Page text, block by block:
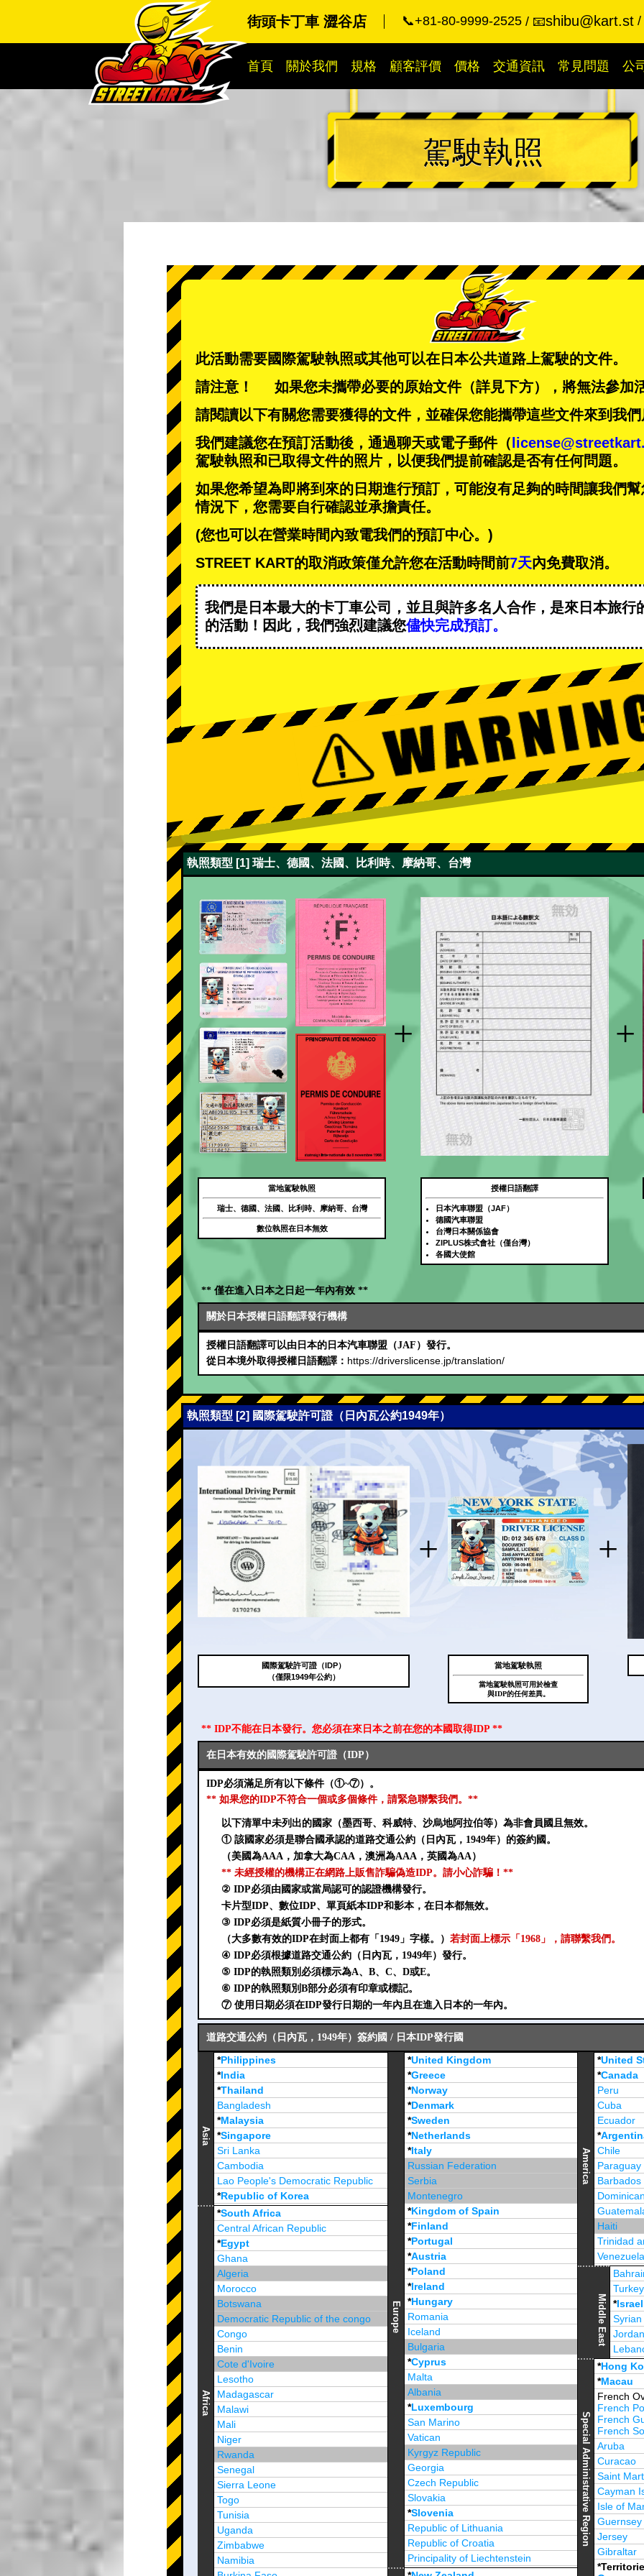
街頭卡丁車 澀谷店 📞+81-80-9999-2525 📧shibu@kart.st
首頁 關於我們 規格 顧客評價 價格 交通資訊 常見問題 公
駕駛執照
此活動需要國際駕駛執照或其他可以在日本公共道路上駕駛的文件。
請注意！ 如果您未攜帶必要的原始文件（詳見下方），將無法參加
請閱讀以下有關您需要獲得的文件，並確保您能攜帶這些文件來到我
我們建議您在預訂活動後，通過聊天或電子郵件（
駕駛執照和已取得文件的照片，以便我們提前確認是否有任何問題。
如果您希望為即將到來的日期進行預訂，可能沒有足夠的時間讓我們
情況下，您需要自行確認並承擔責任。
(您也可以在營業時間內致電我們的預訂中心。)
STREET KART的取消政策僅允許您在活動時間前7天內免費取消。
我們是日本最大的卡丁車公司，並且與許多名人合作，是來日本旅行
的活動 ！因此，我們強烈建議您儘快完成預訂。
執照類型 [1] 瑞士、德國、法國、比利時、摩納哥、台灣
+ +
當地駕駛執照
瑞士、德國、法國、比利時、摩納哥、台灣
數位執照在日本無效
授權日語翻譯
日本汽車聯盟（JAF）
德國汽車聯盟
台灣日本關係協會
ZIPLUS株式會社（僅台灣）
各國大使館
** 僅在進入日本之日起一年內有效 **
關於日本授權日語翻譯發行機構
授權日語翻譯可以由日本的日本汽車聯盟（JAF）發行。
從日本境外取得授權日語翻譯： https://driverslicense.jp/translation/
執照類型 [2] 國際駕駛許可證（日內瓦公約1949年）
+ +
國際駕駛許可證（IDP）
（僅限1949年公約）
當地駕駛執照
當地駕駛執照可用於檢查
與IDP的任何差異。
** IDP不能在日本發行。您必須在來日本之前在您的本國取得IDP **
在日本有效的國際駕駛許可證（IDP）
IDP必須滿足所有以下條件（①~⑦）。
** 如果您的IDP不符合一個或多個條件，請緊急聯繫我們。**
以下清單中未列出的國家（墨西哥、科威特、沙烏地阿拉伯等）為非會員國且無效。
① 該國家必須是聯合國承認的道路交通公約（日內瓦，1949年）的簽約國。
（美國為AAA，加拿大為CAA，澳洲為AAA，英國為AA）
** 未經授權的機構正在網路上販售詐騙偽造IDP。請小心詐騙！**
② IDP必須由國家或當局認可的認證機構發行。
卡片型IDP、數位IDP、單頁紙本IDP和影本，在日本都無效。
③ IDP必須是紙質小冊子的形式。
（大多數有效的IDP在封面上都有「1949」字樣。） 若封面上標示「1968」，請聯繫我們。
④ IDP必須根據道路交通公約（日內瓦，1949年）發行。
⑤ IDP的執照類別必須標示為A、B、C、D或E。
⑥ IDP的執照類別B部分必須有印章或標記。
⑦ 使用日期必須在IDP發行日期的一年內且在進入日本的一年內。
道路交通公約（日內瓦，1949年）簽約國 / 日本IDP發行國
Asia
*Philippines
*India
*Thailand
Bangladesh
*Malaysia
*Singapore
Sri Lanka
Cambodia
Lao People's Democratic Republic
*Republic of Korea
Brunei Darussalam
Africa
*South Africa
Central African Republic
*Egypt
Ghana
Algeria
Morocco
Botswana
Democratic Republic of the congo
Congo
Benin
Cote d'Ivoire
Lesotho
Madagascar
Malawi
Mali
Niger
Rwanda
Senegal
Sierra Leone
Togo
Tunisia
Uganda
Zimbabwe
Namibia
Europe
*United Kingdom
*Greece
*Norway
*Denmark
*Sweden
*Netherlands
*Italy
Russian Federation
Serbia
Montenegro
*Kingdom of Spain
*Finland
*Portugal
*Austria
*Poland
*Ireland
*Hungary
Romania
Iceland
Bulgaria
*Cyprus
Malta
Albania
*Luxembourg
San Marino
Vatican
Kyrgyz Republic
Georgia
Czech Republic
Slovakia
*Slovenia
Republic of Lithuania
Republic of Croatia
Principality of Liechtenstein
*Republic of Estonia
America
*United
*Canada
Peru
Cuba
Ecuador
*
Chile
Paraguay
Barbados
Haiti
Trinidad
Jamaica
Middle East
Turkey
*Israel
*
Special Administrative Region
*Hong
*Macau
French
French
French
French
Aruba
Curacao
Saint
Cayman
Isle of
Guernsey
Jersey
Gibraltar